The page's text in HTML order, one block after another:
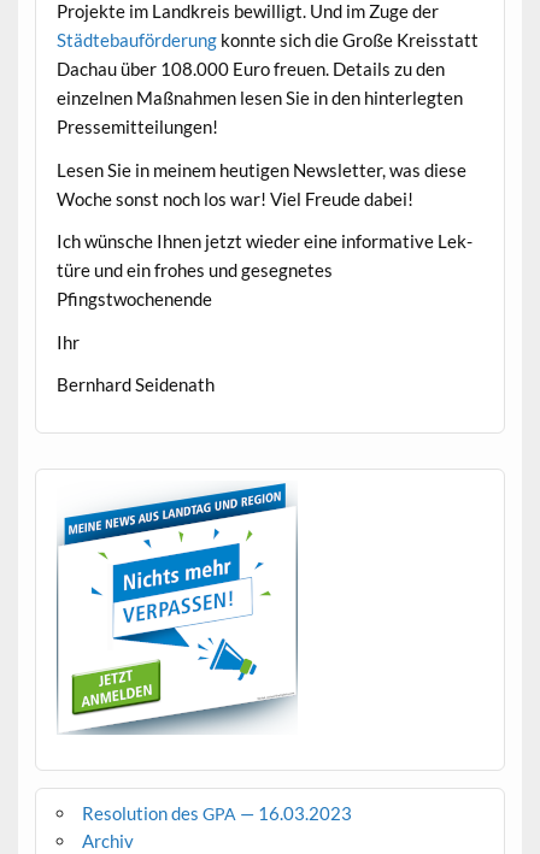
Pro­jek­te im Land­kreis bewil­ligt. Und im Zuge der
Städte­bauförderungkon­nte sich die Große Kreis­statt
Dachau über 108.000 Euro freuen. Details zu den
einzel­nen Maß­nah­men lesen Sie in den hin­ter­legten
Pressemitteilungen!
Lesen Sie in meinem heuti­gen Newslet­ter, was diese
Woche son­st noch los war! Viel Freude dabei!
Ich wün­sche Ihnen jet­zt wieder eine infor­ma­tive Lek­
türe und ein fro­hes und geseg­netes
Pfingstwochenende
Ihr
Bern­hard Seidenath
Resolution des GPA — 16.03.2023
Archiv